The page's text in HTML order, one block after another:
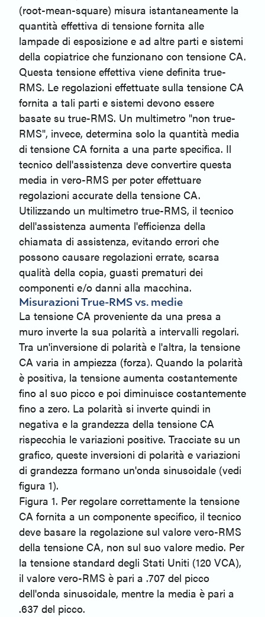
(root-mean-square) misura istantaneamente la
quantità effettiva di tensione fornita alle
lampade di esposizione e ad altre parti e sistemi
della copiatrice che funzionano con tensione CA.
Questa tensione effettiva viene definita true-
RMS. Le regolazioni effettuate sulla tensione CA
fornita a tali parti e sistemi devono essere
basate su true-RMS. Un multimetro "non true-
RMS", invece, determina solo la quantità media
di tensione CA fornita a una parte specifica. Il
tecnico dell'assistenza deve convertire questa
media in vero-RMS per poter effettuare
regolazioni accurate della tensione CA.
Utilizzando un multimetro true-RMS, il tecnico
dell'assistenza aumenta l'efficienza della
chiamata di assistenza, evitando errori che
possono causare regolazioni errate, scarsa
qualità della copia, guasti prematuri dei
componenti e/o danni alla macchina.
Misurazioni True-RMS vs. medie
La tensione CA proveniente da una presa a
muro inverte la sua polarità a intervalli regolari.
Tra un'inversione di polarità e l'altra, la tensione
CA varia in ampiezza (forza). Quando la polarità
è positiva, la tensione aumenta costantemente
fino al suo picco e poi diminuisce costantemente
fino a zero. La polarità si inverte quindi in
negativa e la grandezza della tensione CA
rispecchia le variazioni positive. Tracciate su un
grafico, queste inversioni di polarità e variazioni
di grandezza formano un'onda sinusoidale (vedi
figura 1).
Figura 1. Per regolare correttamente la tensione
CA fornita a un componente specifico, il tecnico
deve basare la regolazione sul valore vero-RMS
della tensione CA, non sul suo valore medio. Per
la tensione standard degli Stati Uniti (120 VCA),
il valore vero-RMS è pari a .707 del picco
dell'onda sinusoidale, mentre la media è pari a
.637 del picco.